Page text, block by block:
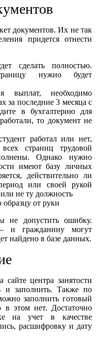
документов. Их не так
придется отнести
сделать полностью.
нужно будет
выплат, необходимо
за последние 3 месяца с
в бухгалтерию для
то документ не
работал или нет,
страниц трудовой
Однако нужно
имеют базу личных
действительно ли
или своей рукой
не ту должность
от руки
не допустить ошибку.
и гражданину могут
найдено в базе данных.
центра занятости
и заполнить. Также по
заполнить готовый
в этом нет. Достаточно
на учет в качестве
расшифровку и дату